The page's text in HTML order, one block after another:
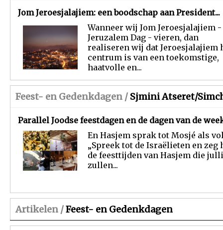
Jom Jeroesjalajiem: een boodschap aan President...
Wanneer wij Jom Jeroesjalajiem -
Jeruzalem Dag - vieren, dan
realiseren wij dat Jeroesjalajiem
centrum is van een toekomstige,
haatvolle en...
Feest- en Gedenkdagen / Sjmini Atseret/
Parallel Joodse feestdagen en de dagen van de
En Hasjem sprak tot Mosjé als
„Spreek tot de Israëlieten en zeg
de feesttijden van Hasjem die
zullen...
Artikelen /Feest- en Gedenkdagen